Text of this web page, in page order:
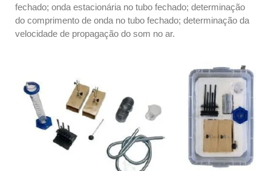
fechado; onda estacionária no tubo fechado; determinação
do comprimento de onda no tubo fechado; determinação da
velocidade de propagação do som no ar.